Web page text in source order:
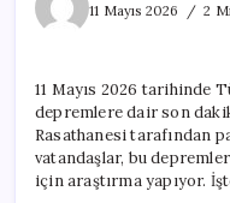
11 Mayıs 2026
2
11 Mayıs 2026 tarihinde
depremlere dair son
Rasathanesi tarafından
vatandaşlar, bu
için araştırma yapıyor.